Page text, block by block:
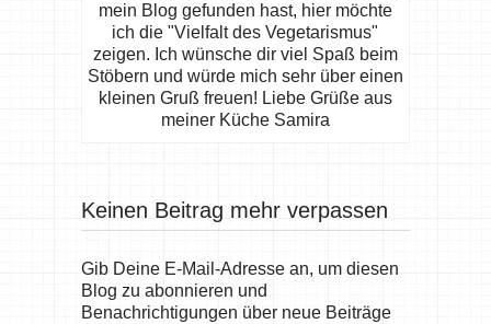
mein Blog gefunden hast, hier möchte
ich die "Vielfalt des Vegetarismus"
zeigen. Ich wünsche dir viel Spaß beim
Stöbern und würde mich sehr über einen
kleinen Gruß freuen! Liebe Grüße aus
meiner Küche Samira
Keinen Beitrag mehr verpassen
Gib Deine E-Mail-Adresse an, um diesen
Blog zu abonnieren und
Benachrichtigungen über neue Beiträge